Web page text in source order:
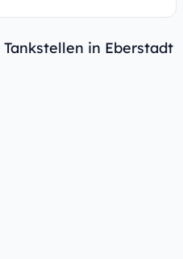
in Eberstadt